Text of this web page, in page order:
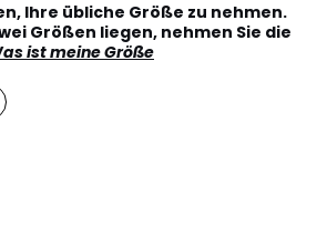
Ihre übliche Größe zu nehmen.
Größen liegen, nehmen Sie die
ist meine Größe